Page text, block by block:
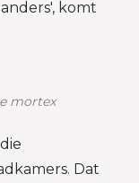
komt
mortex
Dat